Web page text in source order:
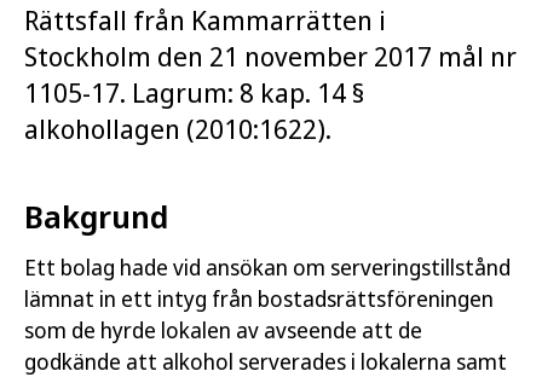
Rättsfall från Kammarrätten i
Stockholm den 21 november 2017 mål nr
1105-17. Lagrum: 8 kap. 14 §
alkohollagen (2010:1622).
Bakgrund
Ett bolag hade vid ansökan om serveringstillstånd
lämnat in ett intyg från bostadsrättsföreningen
som de hyrde lokalen av avseende att de
godkände att alkohol serverades i lokalerna samt